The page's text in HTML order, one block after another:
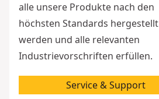
alle unsere Produkte nach den
höchsten Standards hergestellt
werden und alle relevanten
Industrievorschriften erfüllen.
Service & Support